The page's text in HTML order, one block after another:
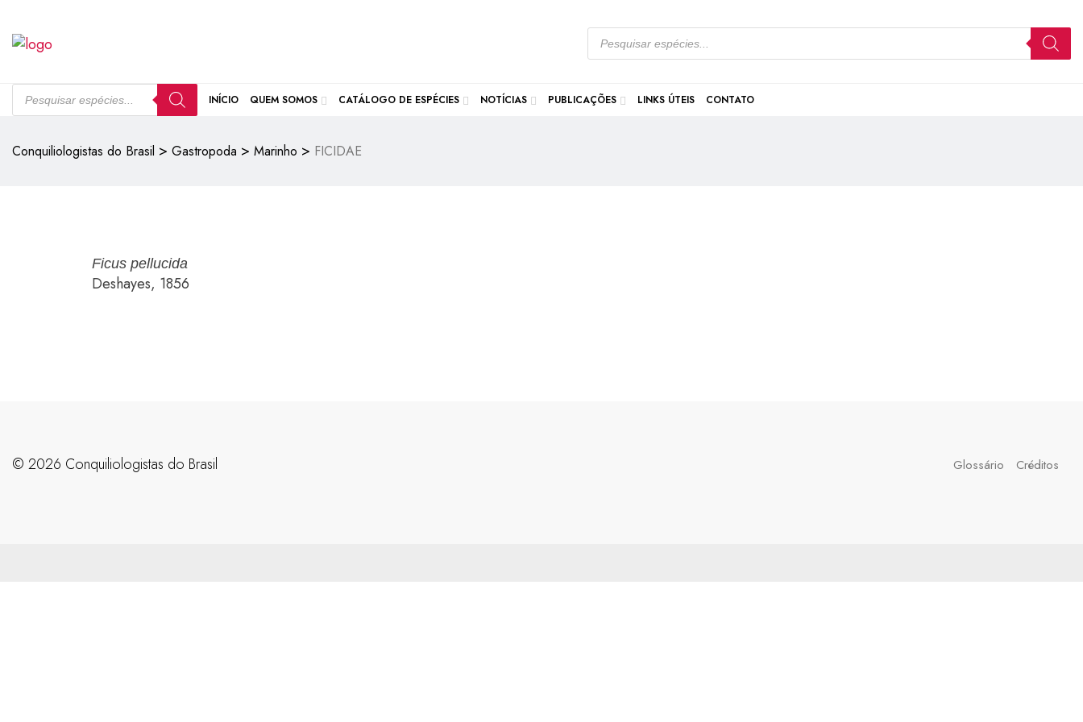
INÍCIO QUEM SOMOS CATÁLOGO DE ESPÉCIES NOTÍCIAS PUBLICAÇÕES LINKS ÚTEIS CONTATO
Conquiliologistas do Brasil > Gastropoda > Marinho > FICIDAE
Ficus pellucida
Deshayes, 1856
©️ 2026 Conquiliologistas do Brasil Glossário Créditos